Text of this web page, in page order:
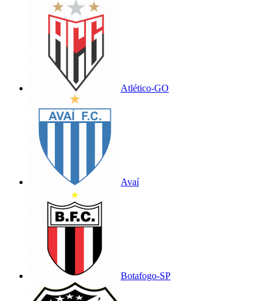
Atlético-GO
Avaí
Botafogo-SP